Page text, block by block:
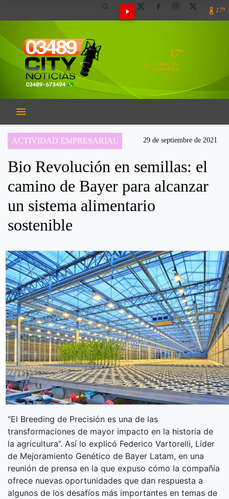
17º
17º
EL CLIMA EN
CAMPANA
ACTIVIDAD EMPRESARIAL 29 de septiembre de 2021
Bio Revolución en semillas: el
camino de Bayer para alcanzar
un sistema alimentario
sostenible
“El Breeding de Precisión es una de las
transformaciones de mayor impacto en la historia de
la agricultura”. Así lo explicó Federico Vartorelli, Líder
de Mejoramiento Genético de Bayer Latam, en una
reunión de prensa en la que expuso cómo la compañía
ofrece nuevas oportunidades que dan respuesta a
algunos de los desafíos más importantes en temas de